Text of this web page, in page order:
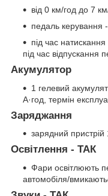
від 0 км/год до 7
педаль керування
під час
під час відпускання
Акумулятор
1 гелевий
А·год, термін
Заряджання
зарядний пристрій
Освітлення - ТАК
Фари освітлюють
автомобіля/